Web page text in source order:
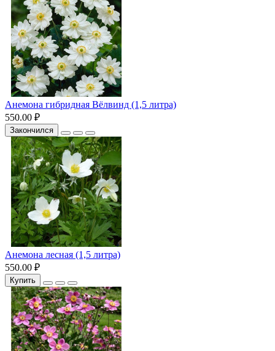
Анемона гибридная Вёлвинд (1,5 литра)
550.00 ₽
Закончился
Анемона лесная (1,5 литра)
550.00 ₽
Купить